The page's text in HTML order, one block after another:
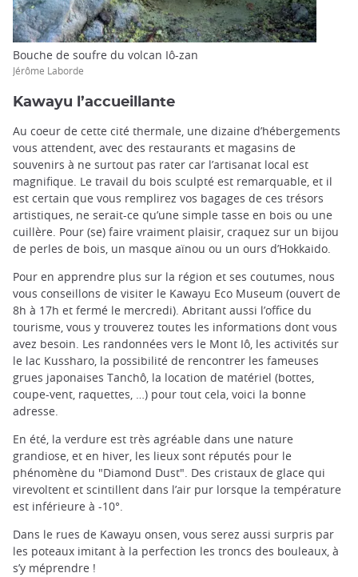
Bouche de soufre du volcan Iô-zan
Jérôme Laborde
Kawayu l’accueillante
Au coeur de cette cité thermale, une dizaine d’hébergements
vous attendent, avec des restaurants et magasins de
souvenirs à ne surtout pas rater car l’artisanat local est
magnifique. Le travail du bois sculpté est remarquable, et il
est certain que vous remplirez vos bagages de ces trésors
artistiques, ne serait-ce qu’une simple tasse en bois ou une
cuillère. Pour (se) faire vraiment plaisir, craquez sur un bijou
de perles de bois, un masque aïnou ou un ours d’Hokkaido.
Pour en apprendre plus sur la région et ses coutumes, nous
vous conseillons de visiter le Kawayu Eco Museum (ouvert de
8h à 17h et fermé le mercredi). Abritant aussi l’office du
tourisme, vous y trouverez toutes les informations dont vous
avez besoin. Les randonnées vers le Mont Iô, les activités sur
le lac Kussharo, la possibilité de rencontrer les fameuses
grues japonaises Tanchô, la location de matériel (bottes,
coupe-vent, raquettes, …) pour tout cela, voici la bonne
adresse.
En été, la verdure est très agréable dans une nature
grandiose, et en hiver, les lieux sont réputés pour le
phénomène du "Diamond Dust". Des cristaux de glace qui
virevoltent et scintillent dans l’air pur lorsque la température
est inférieure à -10°.
Dans le rues de Kawayu onsen, vous serez aussi surpris par
les poteaux imitant à la perfection les troncs des bouleaux, à
s’y méprendre !